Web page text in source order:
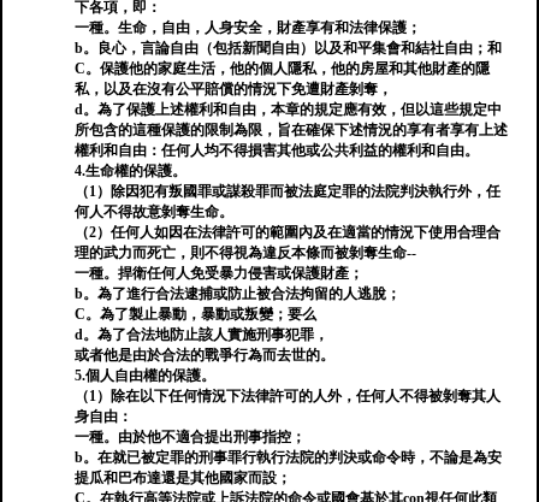
下各項，即：
一種。生命，自由，人身安全，財產享有和法律保護；
b。良心，言論自由（包括新聞自由）以及和平集會和結社自由；和
C。保護他的家庭生活，他的個人隱私，他的房屋和其他財產的隱
私，以及在沒有公平賠償的情況下免遭財產剝奪，
d。為了保護上述權利和自由，本章的規定應有效，但以這些規定中
所包含的這種保護的限制為限，旨在確保下述情況的享有者享有上述
權利和自由：任何人均不得損害其他或公共利益的權利和自由。
4.生命權的保護。
（1）除因犯有叛國罪或謀殺罪而被法庭定罪的法院判決執行外，任
何人不得故意剝奪生命。
（2）任何人如因在法律許可的範圍內及在適當的情況下使用合理合
理的武力而死亡，則不得視為違反本條而被剝奪生命--
一種。捍衛任何人免受暴力侵害或保護財產；
b。為了進行合法逮捕或防止被合法拘留的人逃脫；
C。為了製止暴動，暴動或叛變；要么
d。為了合法地防止該人實施刑事犯罪，
或者他是由於合法的戰爭行為而去世的。
5.個人自由權的保護。
（1）除在以下任何情況下法律許可的人外，任何人不得被剝奪其人
身自由：
一種。由於他不適合提出刑事指控；
b。在就已被定罪的刑事罪行執行法院的判決或命令時，不論是為安
提瓜和巴布達還是其他國家而設；
C。在執行高等法院或上訴法院的命令或國會基於其con視任何此類